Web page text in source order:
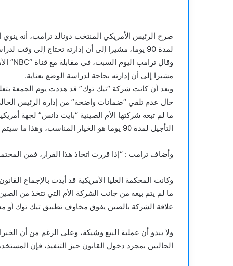
صرح الرئيس الأمريكي المنتخب دونالد ترامب، أنه
لمدة 90 يوما، مشيرا إلى أن إدارته تحتاج إلى وقت لدراسة الوضع بعناية.
مشيرا إلى أن إدارته بحاجة لدراسة الوضع بعناية.
حال عدم تلقي “ضمانات واضحة” من إدارة الرئيس
التأجيل لمدة 90 يوما هو الخيار المناسب، وهذا ما سيتم فعله”، موضحا أن إدارته “تحتاج إلى دراسة الوضع بعناية”.
وأضاف ترامب : “إذا قررت اتخاذ هذا القرار، فمن
وكانت المحكمة العليا الأمريكية قد أيدت بالإجماع
ما لم يتم بيعه من جانب الشركة الأم التي تتخذ من
علاقة الشركة بالصين يفوق مخاوف تطبيق تيك توك أو
ولا يبدو أن عملية البيع وشيكة، وعلى الرغم من أن
الحاليين بمجرد دخول القانون حيز التنفيذ، فإن